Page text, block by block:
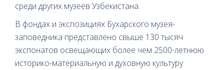
среди других музеев Узбекистана.
В фондах и экспозициях Бухарского музея-
заповедника представлено свыше 130 тысяч
экспонатов освещающих более чем 2500-летнюю
историко-материальную и духовную культуру